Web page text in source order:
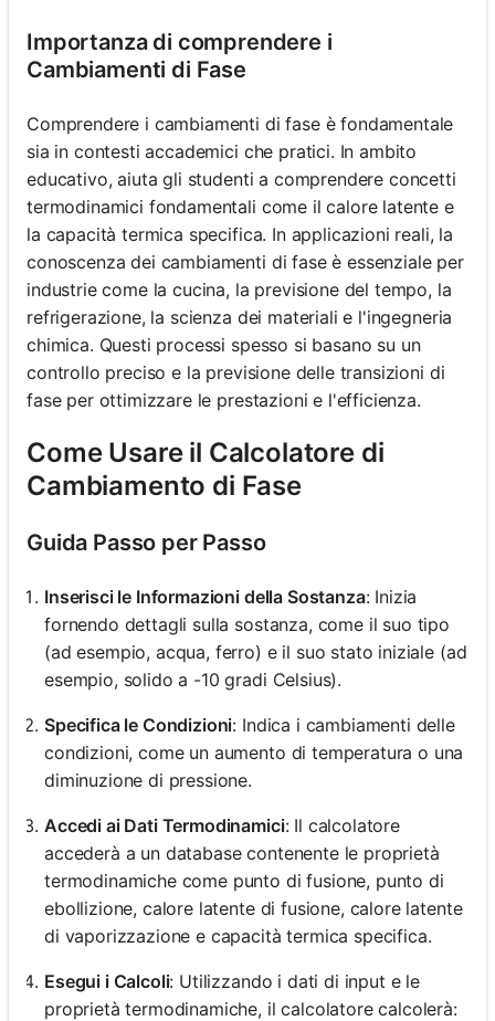
Importanza di comprendere i
Cambiamenti di Fase
Comprendere i cambiamenti di fase è fondamentale
sia in contesti accademici che pratici. In ambito
educativo, aiuta gli studenti a comprendere concetti
termodinamici fondamentali come il calore latente e
la capacità termica specifica. In applicazioni reali, la
conoscenza dei cambiamenti di fase è essenziale per
industrie come la cucina, la previsione del tempo, la
refrigerazione, la scienza dei materiali e l'ingegneria
chimica. Questi processi spesso si basano su un
controllo preciso e la previsione delle transizioni di
fase per ottimizzare le prestazioni e l'efficienza.
Come Usare il Calcolatore di
Cambiamento di Fase
Guida Passo per Passo
Inserisci le Informazioni della Sostanza: Inizia
fornendo dettagli sulla sostanza, come il suo tipo
(ad esempio, acqua, ferro) e il suo stato iniziale (ad
esempio, solido a -10 gradi Celsius).
Specifica le Condizioni: Indica i cambiamenti delle
condizioni, come un aumento di temperatura o una
diminuzione di pressione.
Accedi ai Dati Termodinamici: Il calcolatore
accederà a un database contenente le proprietà
termodinamiche come punto di fusione, punto di
ebollizione, calore latente di fusione, calore latente
di vaporizzazione e capacità termica specifica.
Esegui i Calcoli: Utilizzando i dati di input e le
proprietà termodinamiche, il calcolatore calcolerà: